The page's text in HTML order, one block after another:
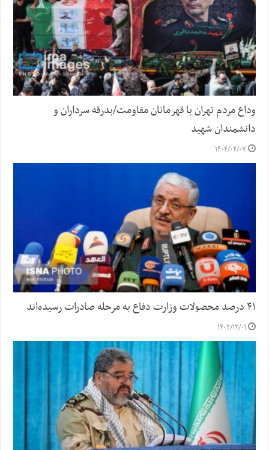
وداع مردم تهران با قهرمانان مقاومت/بدرقه سرداران و
دانشمندان شهید
۱۴۰۴/۰۴/۰۷
۴۱ درصد محصولات وزارت دفاع به مرحله صادرات رسیده‌اند
۱۴۰۲/۱۲/۰۱